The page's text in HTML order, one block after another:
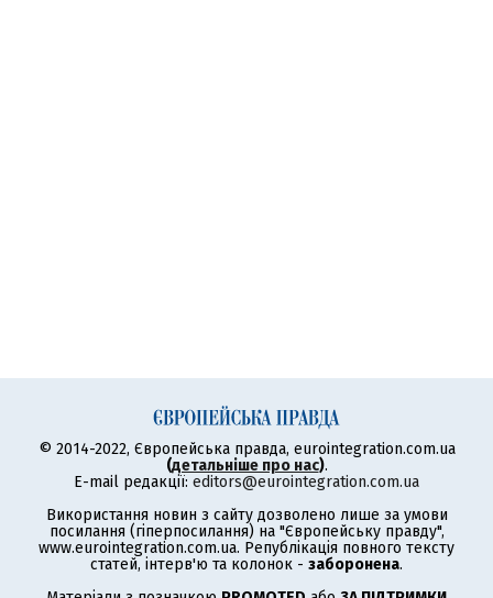
© 2014-2022, Європейська правда, eurointegration.com.ua
(детальніше про нас).
E-mail редакції: editors@eurointegration.com.ua
Використання новин з сайту дозволено лише за умови
посилання (гіперпосилання) на "Європейську правду",
www.eurointegration.com.ua. Републікація повного тексту
статей, інтерв'ю та колонок - заборонена.